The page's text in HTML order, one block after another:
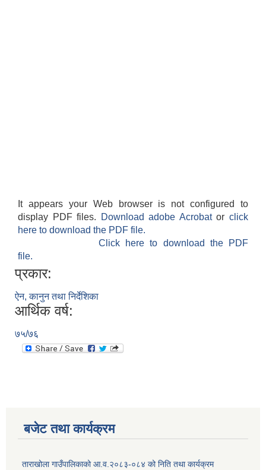
It appears your Web browser is not configured to
display PDF files.
Download adobe Acrobatorclick
here to download the PDF file.
Click here to download the PDF
file.
प्रकार:
ऐन, कानुन तथा निर्देशिका
आर्थिक वर्ष:
७५/७६
बजेट तथा कार्यक्रम
ताराखोला गाउँपालिकाको आ.व.२०८३-०८४ को निति तथा कार्यक्रम